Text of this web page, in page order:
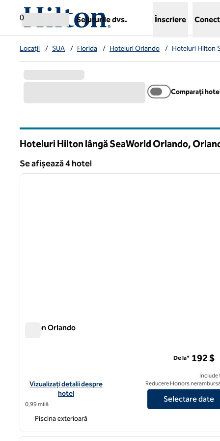
Salt la conținut
0
Sejururile dvs. Înscriere
Locații / SUA / Florida / Hoteluri Orlando / Hoteluri Hilton
Comparați
Hoteluri Hilton lângă SeaWorld Orlando,
Se afișează 4 hotel
Se afișează 4 hotel
1 din 12
Hilton Orlando
Vizualizați detaliile hotelului Hilton Orlando
Vizualizați detalii despre
hotel
0,99 milă
De la* 192 $
Include
Reducere Honors
Selectare date
Piscina exterioară